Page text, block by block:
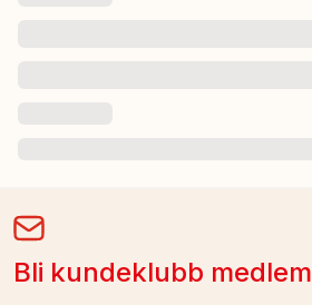
Bli kundeklubb medlem